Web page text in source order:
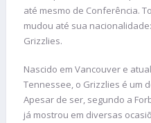
até mesmo de Conferência.
mudou até sua
Grizzlies.
Nascido em Vancouver e
Tennessee, o Grizzlies é um
Apesar de ser, segundo a
já mostrou em diversas